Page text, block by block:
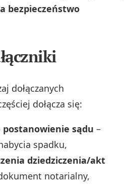
bezpieczeństwo
dołączanych
dołącza się:
sądu –
spadku,
dziedziczenia/akt
notarialny,